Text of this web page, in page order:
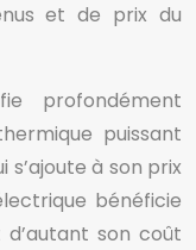
et de prix du
profondément
puissant
s’ajoute à son prix
bénéficie
son coût